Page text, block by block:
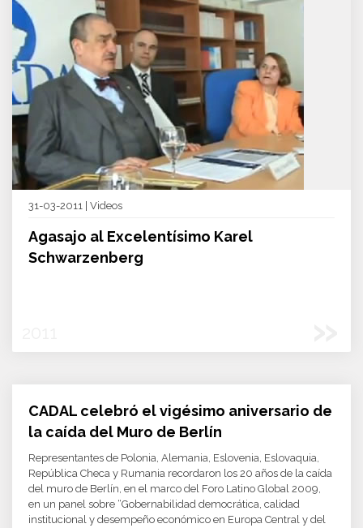
31-03-2011 | Videos
Agasajo al Excelentísimo Karel
Schwarzenberg
CADAL celebró el vigésimo aniversario de
la caída del Muro de Berlín
Representantes de Polonia, Alemania, Eslovenia, Eslovaquia,
República Checa y Rumania recordaron los 20 años de la caída
del muro de Berlín, en el marco del Foro Latino Global 2009,
en un panel sobre “Gobernabilidad democrática, calidad
institucional y desempeño económico en Europa Central y del